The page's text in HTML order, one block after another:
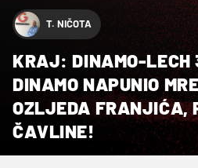
T. NIČOTA
KRAJ: DINAMO-LECH
DINAMO NAPUNIO
OZLJEDA FRANJIĆA,
ČAVLINE!